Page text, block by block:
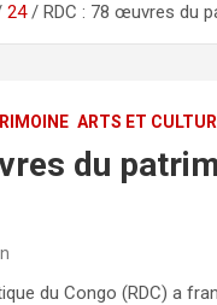
24 RDC : 78 œuvres du
ARTS ET
du
du Congo (RDC) a